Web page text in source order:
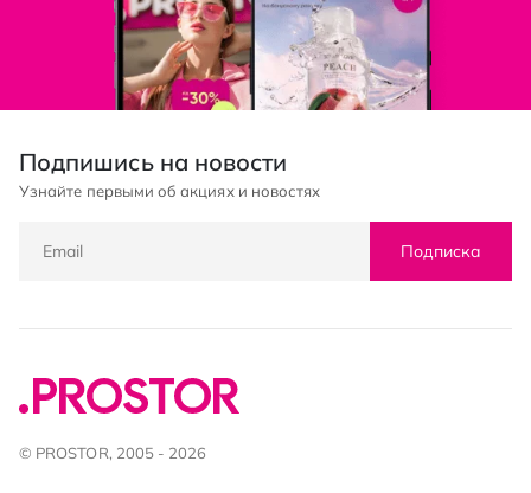
Подпишись на новости
Узнайте первыми об акциях и новостях
Подписка
© PROSTOR, 2005 - 2026